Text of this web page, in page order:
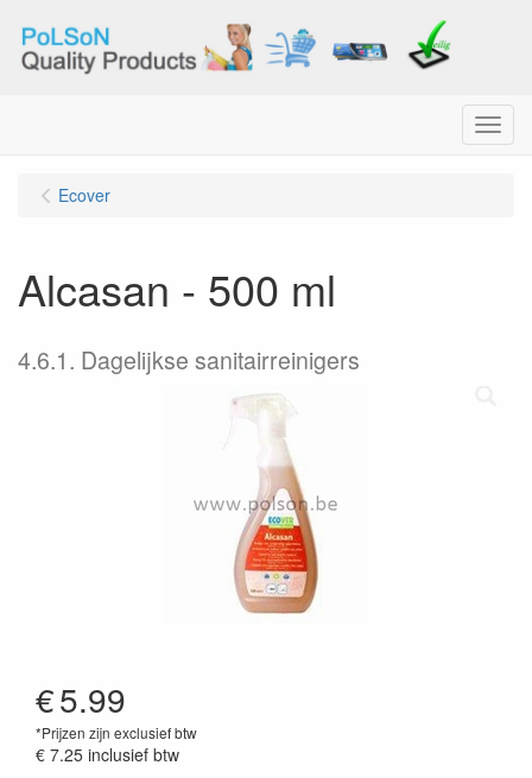
Menu
Ecover
Alcasan - 500 ml
4.6.1. Dagelijkse sanitairreinigers
€5.99
*Prijzen zijn exclusief btw
€ 7.25 inclusief btw